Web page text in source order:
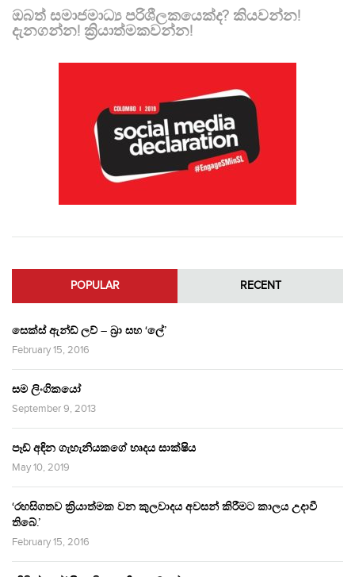
ඔබත් සමාජමාධ්‍ය පරිශීලකයෙක්ද? කියවන්න!
දැනගන්න! ක්‍රියාත්මකවන්න!
POPULAR RECENT
සෙක්ස් ඇන්ඩ් ලව් – බ්‍රා සහ ‘ලේ’
February 15, 2016
සම ලිංගිකයෝ
September 9, 2013
පෑඩ් අඳින ගැහැනියකගේ හෘදය සාක්ෂිය
May 10, 2019
‘රහසිගතව ක්‍රියාත්මක වන කුලවාදය අවසන් කිරීමට කාලය උදාවී
තිබේ.’
February 15, 2016